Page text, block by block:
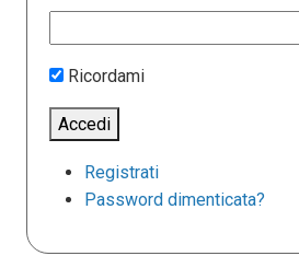
Ricordami
Accedi
Registrati
Password dimenticata?